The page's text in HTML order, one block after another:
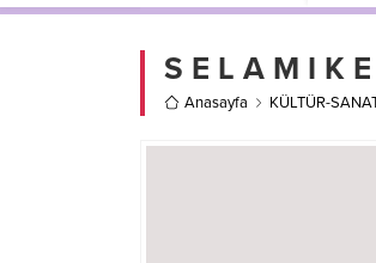
S E L A M I K
Anasayfa KÜLTÜR-